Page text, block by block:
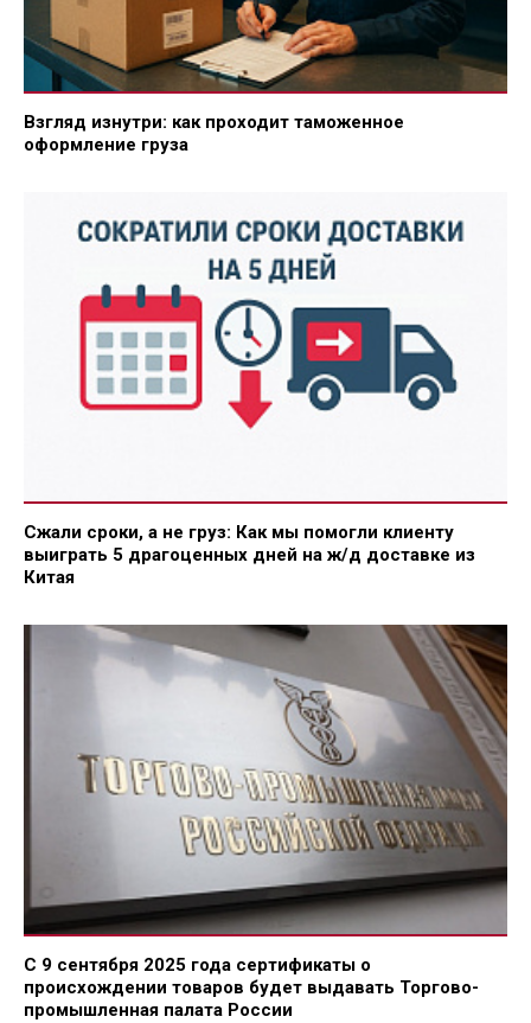
Взгляд изнутри: как проходит таможенное
оформление груза
Сжали сроки, а не груз: Как мы помогли клиенту
выиграть 5 драгоценных дней на ж/д доставке из
Китая
С 9 сентября 2025 года сертификаты о
происхождении товаров будет выдавать Торгово-
промышленная палата России